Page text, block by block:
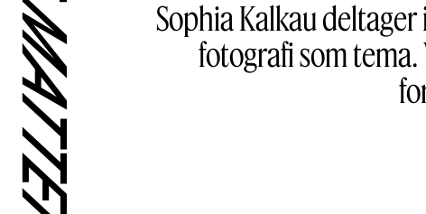
Sophia Kalkau
fotografi som